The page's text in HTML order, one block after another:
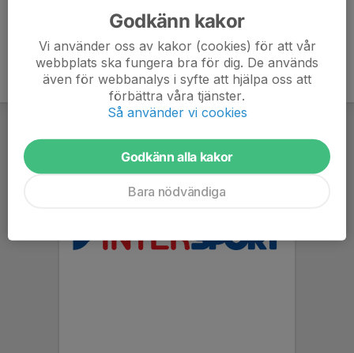
Godkänn kakor
Vi använder oss av kakor (cookies) för att vår
webbplats ska fungera bra för dig. De används
även för webbanalys i syfte att hjälpa oss att
förbättra våra tjänster.
Så använder vi cookies
Godkänn alla kakor
Bara nödvändiga